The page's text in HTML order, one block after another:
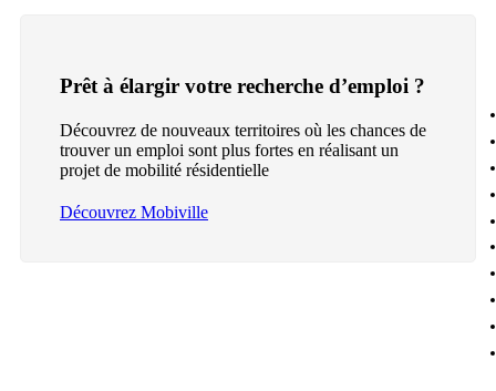
Prêt à élargir votre recherche d’emploi ?
Découvrez de nouveaux territoires où les chances de
trouver un emploi sont plus fortes en réalisant un
projet de mobilité résidentielle
Découvrez Mobiville